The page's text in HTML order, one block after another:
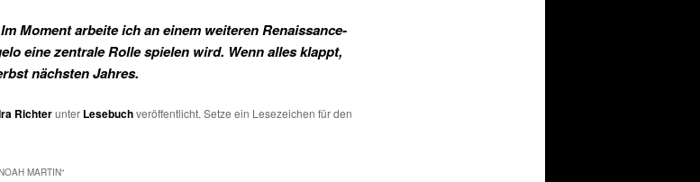
Moment arbeite ich an einem weiteren Renaissance-
eine zentrale Rolle spielen wird. Wenn alles klappt,
nächsten Jahres.
Richterunter Lesebuchveröffentlicht. Setze ein Lesezeichen für den
MARTIN“